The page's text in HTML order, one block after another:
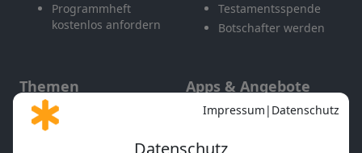
Programmheft
kostenlos anfordern
Testamentsspende
Botschafter werden
Themen
Gott und Bibel erklärt
Apps & Angebote
Mobile App